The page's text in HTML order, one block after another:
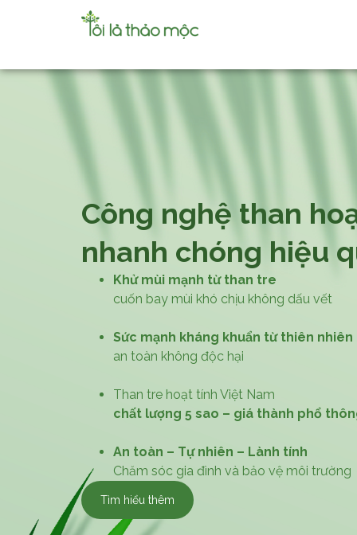
Công nghệ than
nhanh chóng hiệu
Khử mùi mạnh từ than tre
cuốn bay mùi khó chịu không dấu vết
Sức mạnh kháng khuẩn từ thiên nhiên
an toàn không độc hại
Than tre hoạt tính Việt Nam
chất lượng 5 sao – giá thành phổ
An toàn – Tự nhiên – Lành tính
Chăm sóc gia đình và bảo vệ môi trường
Tìm hiểu thêm